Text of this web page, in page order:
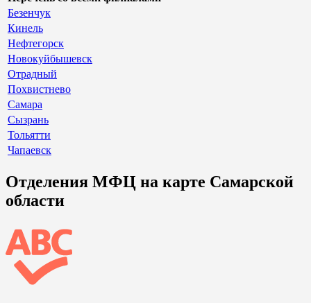
Безенчук
Кинель
Нефтегорск
Новокуйбышевск
Отрадный
Похвистнево
Самара
Сызрань
Тольятти
Чапаевск
Отделения МФЦ на карте Самарской
области